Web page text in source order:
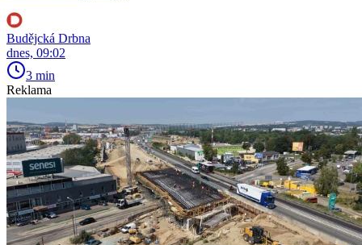
Budějcká Drbna
dnes, 09:02
3 min
Reklama